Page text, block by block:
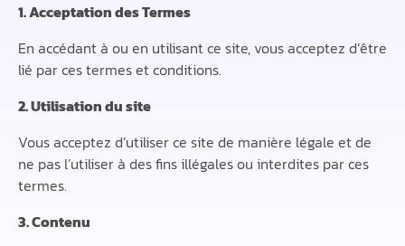
1. Acceptation des Termes
En accédant à ou en utilisant ce site, vous acceptez d’être
lié par ces termes et conditions.
2. Utilisation du site
Vous acceptez d’utiliser ce site de manière légale et de
ne pas l’utiliser à des fins illégales ou interdites par ces
termes.
3. Contenu